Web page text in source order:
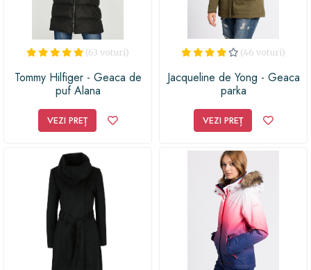
(63 voturi)
Tommy Hilfiger - Geaca de
puf Alana
VEZI PREȚ
(46 voturi)
Jacqueline de Yong - Geaca
parka
VEZI PREȚ